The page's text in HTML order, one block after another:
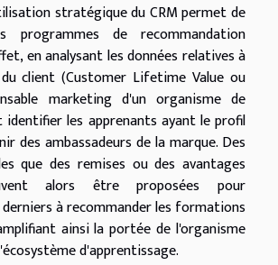
stratégique du CRM permet de
programmes de recommandation
en analysant les données relatives à
client (Customer Lifetime Value ou
marketing d'un organisme de
les apprenants ayant le profil
des ambassadeurs de la marque. Des
que des remises ou des avantages
alors être proposées pour
à recommander les formations
ainsi la portée de l'organisme
d'apprentissage.